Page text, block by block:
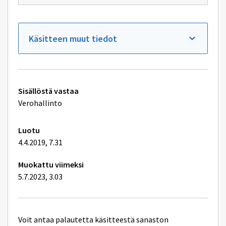
Käsitteen muut tiedot
Tekniset
lisätiedot
Sisällöstä vastaa
Verohallinto
Luotu
4.4.2019, 7.31
Muokattu viimeksi
5.7.2023, 3.03
Voit antaa palautetta käsitteestä sanaston